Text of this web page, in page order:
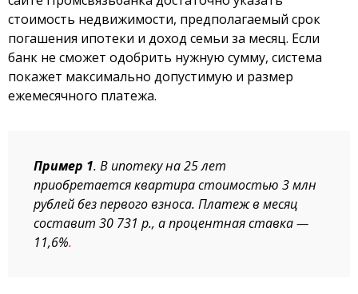
стоимость недвижимости, предполагаемый срок
погашения ипотеки и доход семьи за месяц. Если
банк не сможет одобрить нужную сумму, система
покажет максимально допустимую и размер
ежемесячного платежа.
Пример 1. В ипотеку на 25 лет
приобретаетсяквартира стоимостью 3 млн
рублей без первого взноса. Платеж в месяц
составит 30 731 р., а процентная ставка —
11,6%.